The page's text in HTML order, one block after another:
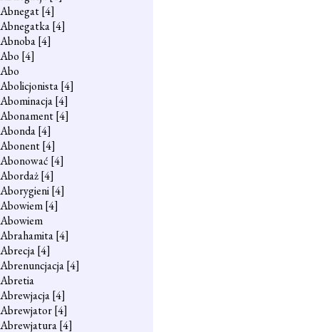
Abnegat[4]
Abnegatka[4]
Abnoba[4]
Abo [4]
Abo
Abolicjonista[4]
Abominacja[4]
Abonament[4]
Abonda[4]
Abonent[4]
Abonować [4]
Abordaż[4]
Aborygieni[4]
Abowiem[4]
Abowiem
Abrahamita[4]
Abrecja[4]
Abrenuncjacja[4]
Abretia
Abrewjacja[4]
Abrewjator[4]
Abrewjatura[4]